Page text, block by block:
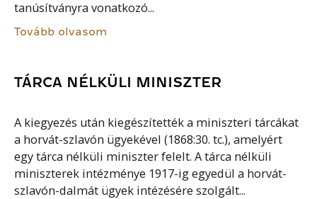
tanúsítványra vonatkozó...
Tovább olvasom
TÁRCA NÉLKÜLI MINISZTER
A kiegyezés után kiegészítették a miniszteri tárcákat
a horvát-szlavón ügyekével (1868:30. tc.), amelyért
egy tárca nélküli miniszter felelt. A tárca nélküli
miniszterek intézménye 1917-ig egyedül a horvát-
szlavón-dalmát ügyek intézésére szolgált...